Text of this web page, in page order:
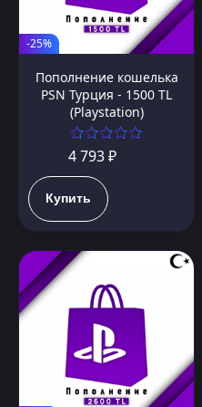
-25%
Пополнение кошелька
PSN Турция - 1500 TL
(Playstation)
4 793 ₽
Купить